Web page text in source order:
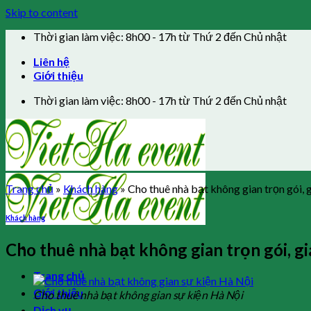
Skip to content
Thời gian làm việc: 8h00 - 17h từ Thứ 2 đến Chủ nhật
Liên hệ
Giới thiệu
Thời gian làm việc: 8h00 - 17h từ Thứ 2 đến Chủ nhật
Trang chủ
Giới thiệu
Trang chủ » Khách hàng» Cho thuê nhà bạt không gian trọn gói,
Khách hàng
Cho thuê nhà bạt không gian trọn gói,
Cho thuê nhà bạt không gian sự kiện Hà Nội